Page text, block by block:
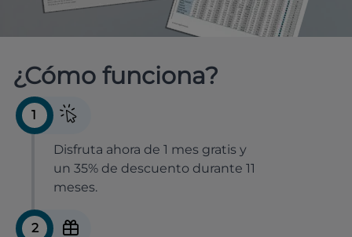
¿Cómo funciona?
1
Disfruta ahora de 1 mes gratis y
un 35% de descuento durante 11
meses.
2